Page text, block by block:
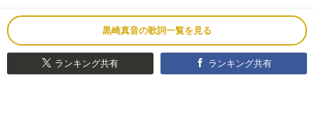
黒崎真音の歌詞一覧を見る
ランキング共有 ランキング共有